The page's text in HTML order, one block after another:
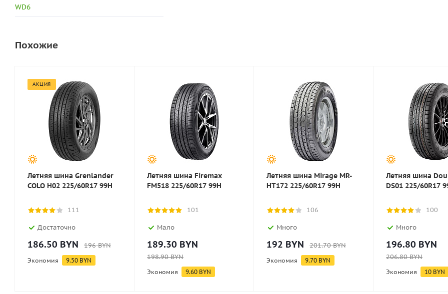
WD6
Похожие
АКЦИЯ
Летняя шина Grenlander
COLO H02 225/60R17 99H
111
Достаточно
186.50 BYN 196BYN
Экономия 9.50 BYN
Летняя шина Firemax
FM518 225/60R17 99H
101
Мало
189.30 BYN
198.90BYN
Экономия 9.60 BYN
Летняя шина Mirage MR-
HT172 225/60R17 99H
106
Много
192 BYN 201.70BYN
Экономия 9.70 BYN
Летняя шина
DS01 225/60R17
100
Много
196.80 BYN
206.80BYN
Экономия 10 BYN